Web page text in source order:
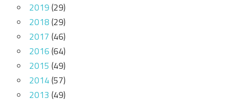
2019(29)
2018(29)
2017 (46)
2016(64)
2015 (49)
2014(57)
2013 (49)